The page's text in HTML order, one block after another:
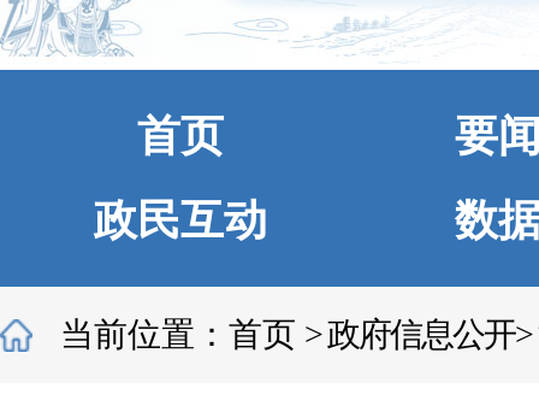
首页
要
政民互动
数
当前位置： 首页 >政府信息公开>